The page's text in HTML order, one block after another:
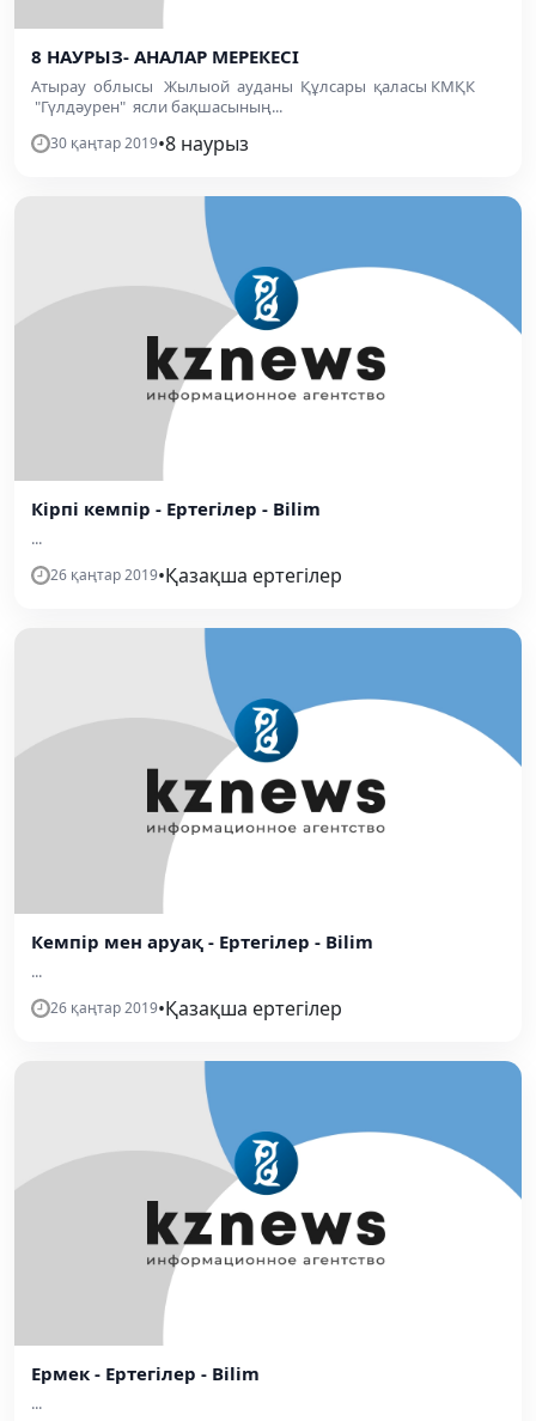
8 НАУРЫЗ- АНАЛАР МЕРЕКЕСІ
Атырау облысы Жылыой ауданы Құлсары қаласы КМҚК
"Гүлдәурен" ясли бақшасының...
30 қаңтар 2019•8 наурыз
Кірпі кемпір - Ертегілер - Bilim
...
26 қаңтар 2019•Қазақша ертегілер
Кемпір мен аруақ - Ертегілер - Bilim
...
26 қаңтар 2019•Қазақша ертегілер
Ермек - Ертегілер - Bilim
...